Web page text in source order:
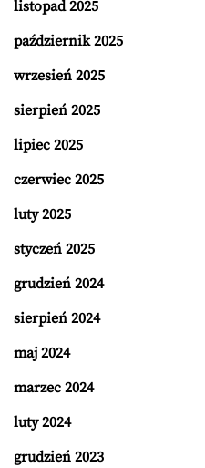
listopad 2025
październik 2025
wrzesień 2025
sierpień 2025
lipiec 2025
czerwiec 2025
luty 2025
styczeń 2025
grudzień 2024
sierpień 2024
maj 2024
marzec 2024
luty 2024
grudzień 2023